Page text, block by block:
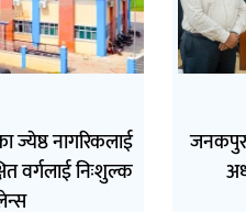
ज्येष्ठ नागरिकलाई
वर्गलाई निःशुल्क